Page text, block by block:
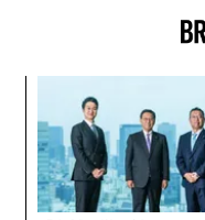
界経済の国内総生産
（約1京5100兆円）
関も現在のところ、
ていない。
破壊的な衝突
プシケは、原始惑星
験し、金属の核の部